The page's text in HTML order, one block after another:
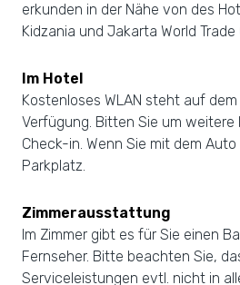
erkunden in der Nähe von des
Kidzania und Jakarta World Trade
Im Hotel
Kostenloses WLAN steht auf
Verfügung. Bitten Sie um weitere
Check-in. Wenn Sie mit dem
Parkplatz.
Zimmerausstattung
Im Zimmer gibt es für Sie einen
Fernseher. Bitte beachten Sie,
Serviceleistungen evtl. nicht in